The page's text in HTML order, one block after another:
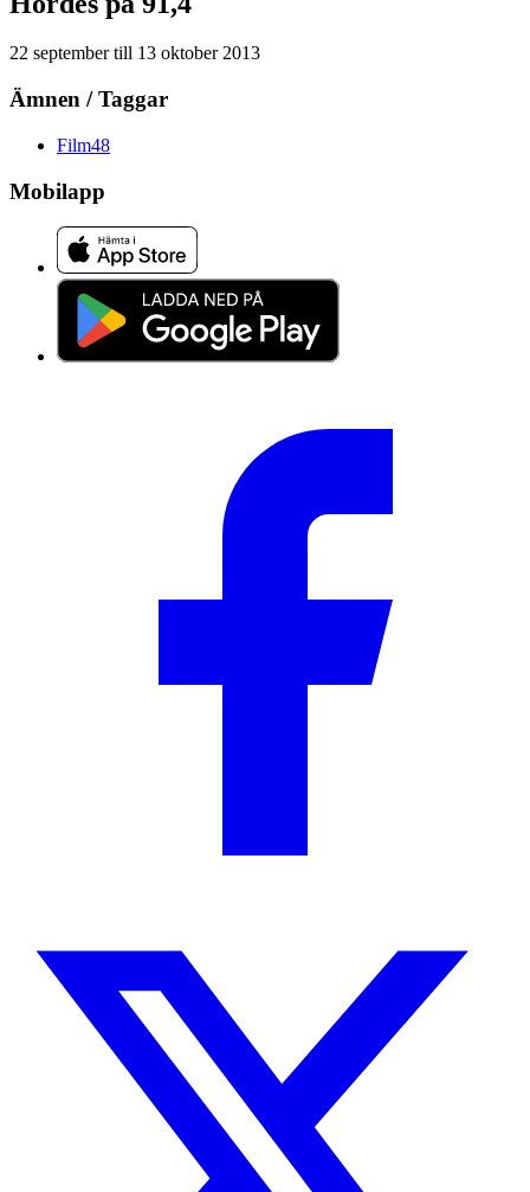
22 septembertill 13 oktober 2013
Ämnen / Taggar
Film48
Mobilapp